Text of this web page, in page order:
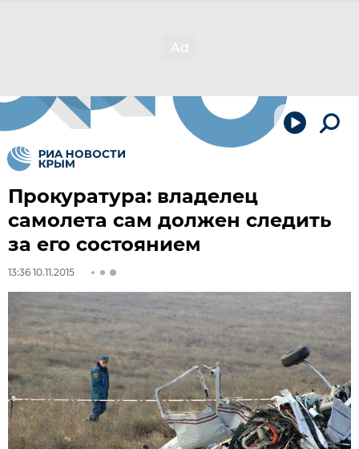
Прокуратура: владелец
самолета сам должен следить
за его состоянием
13:36 10.11.2015